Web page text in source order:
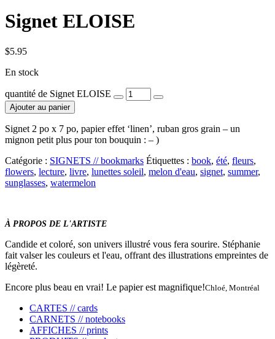
Signet ELOISE
$5.95
En stock
quantité de Signet ELOISE
Ajouter au panier
Signet 2 po x 7 po, papier effet ‘linen’, ruban gros grain – un
mignon petit plus pour ton bouquin : – )
Catégorie : SIGNETS // bookmarks Étiquettes : book, été, fleurs,
flowers, lecture, livre, lunettes soleil, melon d'eau, signet, summer,
sunglasses, watermelon
À PROPOS DE L'ARTISTE
Candide et coloré, son univers illustré vous fera sourire. Stéphanie
fait valser les couleurs et l'eau, offrant des illustrations empreintes de
légèreté.
Encore plus beau en vrai! Le papier est magnifique!Chloé, Montréal
CARTES // cards
CARNETS // notebooks
AFFICHES // prints